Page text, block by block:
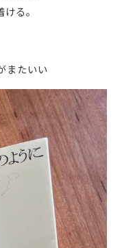
る。
またいい